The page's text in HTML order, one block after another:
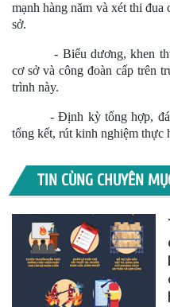
mạnh hàng năm và xét thi đua
sở.
- Biểu dương, khen
cơ sở và công đoàn cấp trên
trình này.
- Định kỳ tổng hợp,
tổng kết, rút kinh nghiệm thực
TIN CÙNG CHUYÊN